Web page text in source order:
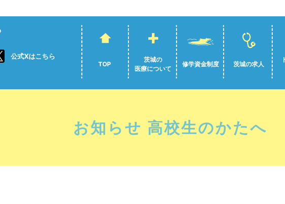
公式Xはこちら
TOP
茨城の
医療について
修学資金制度 茨城の求人
お知らせ 高校生のかたへ